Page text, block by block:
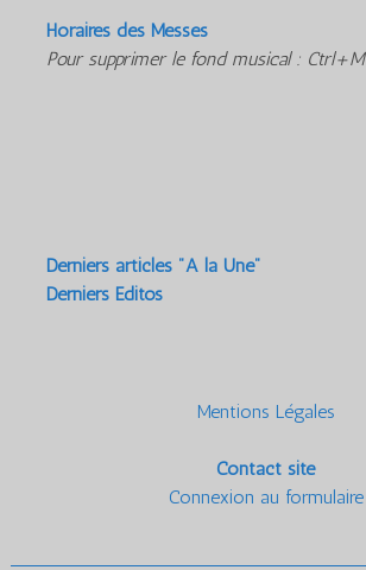
Horaires des Messes
Pour supprimer le fond musical : Ctrl+M
Derniers articles "A la Une"
Derniers Editos
Mentions Légales
Contact site
Connexion au formulaire